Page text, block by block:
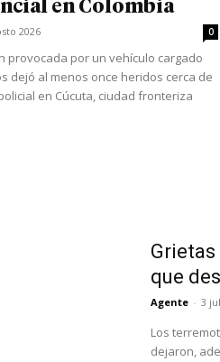
en Colombia
2026 0
provocada por un vehículo cargado
dejó al menos once heridos cerca de
en Cúcuta, ciudad fronteriza
que
Agente - 3
Los
dejaron,